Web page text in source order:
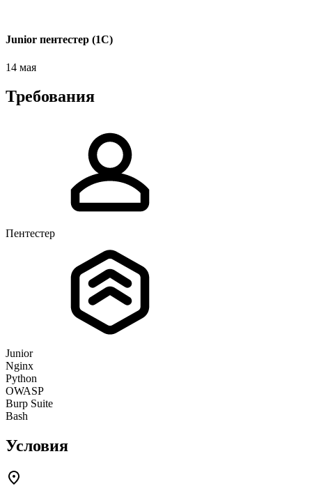
Junior пентестер (1С)
14 мая
Требования
Пентестер
Junior
Nginx
Python
OWASP
Burp Suite
Bash
Условия